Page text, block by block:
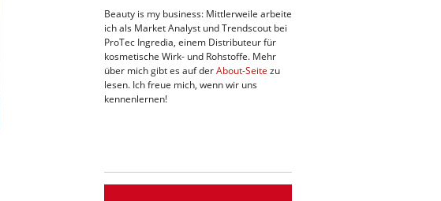
Beauty is my business: Mittlerweile arbeite
ich als Market Analyst und Trendscout bei
ProTec Ingredia, einem Distributeur für
kosmetische Wirk- und Rohstoffe. Mehr
über mich gibt es auf derAbout-Seite zu
lesen. Ich freue mich, wenn wir uns
kennenlernen!